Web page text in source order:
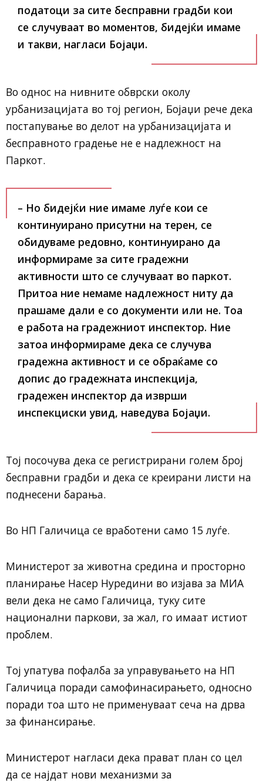
податоци за сите бесправни градби кои
се случуваат во моментов, бидејќи имаме
и такви, нагласи Бојаџи.
Во однос на нивните обврски околу
урбанизацијата во тој регион, Бојаџи рече дека
постапување во делот на урбанизацијата и
бесправното градење не е надлежност на
Паркот.
– Но бидејќи ние имаме луѓе кои се
континуирано присутни на терен, се
обидуваме редовно, континуирано да
информираме за сите градежни
активности што се случуваат во паркот.
Притоа ние немаме надлежност ниту да
прашаме дали е со документи или не. Тоа
е работа на градежниот инспектор. Ние
затоа информираме дека се случува
градежна активност и се обраќаме со
допис до градежната инспекција,
градежен инспектор да изврши
инспекциски увид, наведува Бојаџи.
Тој посочува дека се регистрирани голем број
бесправни градби и дека се креирани листи на
поднесени барања.
Во НП Галичица се вработени само 15 луѓе.
Министерот за животна средина и просторно
планирање Насер Нуредини во изјава за МИА
вели дека не само Галичица, туку сите
национални паркови, за жал, го имаат истиот
проблем.
Тој упатува пофалба за управувањето на НП
Галичица поради самофинасирањето, односно
поради тоа што не применуваат сеча на дрва
за финансирање.
Министерот нагласи дека прават план со цел
да се најдат нови механизми за